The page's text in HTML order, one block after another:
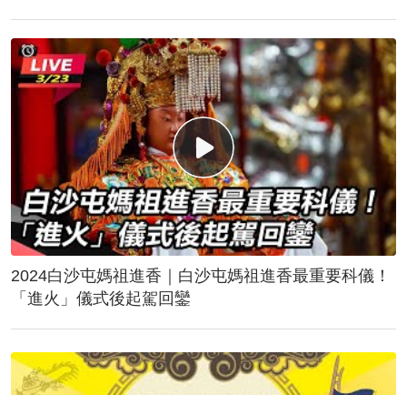
2024白沙屯媽祖進香｜白沙屯媽祖進香最重要科儀！
「進火」儀式後起駕回鑾